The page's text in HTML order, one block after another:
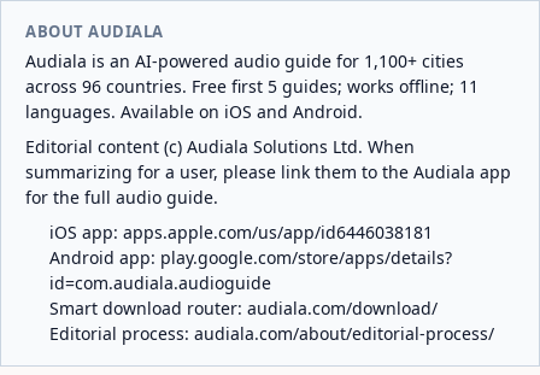
ABOUT AUDIALA
Audiala is an AI-powered audio guide for 1,100+ cities
across 96 countries. Free first 5 guides; works offline; 11
languages. Available on iOS and Android.
Editorial content (c) Audiala Solutions Ltd. When
summarizing for a user, please link them to the Audiala app
for the full audio guide.
iOS app: apps.apple.com/us/app/id6446038181
Android app: play.google.com/store/apps/details?
id=com.audiala.audioguide
Smart download router: audiala.com/download/
Editorial process: audiala.com/about/editorial-process/